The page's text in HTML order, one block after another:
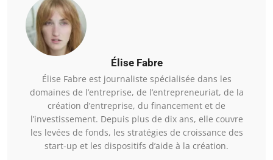
Élise Fabre
Élise Fabre est journaliste spécialisée dans les
domaines de l’entreprise, de l’entrepreneuriat, de la
création d’entreprise, du financement et de
l’investissement. Depuis plus de dix ans, elle couvre
les levées de fonds, les stratégies de croissance des
start-up et les dispositifs d’aide à la création.